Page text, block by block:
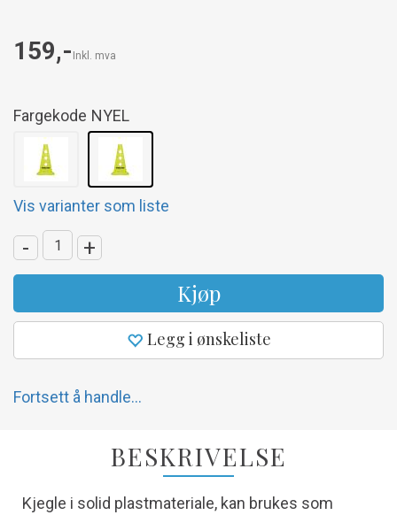
159,- Inkl. mva
Fargekode NYEL
Vis varianter som liste
- +
Kjøp
Legg i ønskeliste
Fortsett å handle...
BESKRIVELSE
Kjegle i solid plastmateriale, kan brukes som